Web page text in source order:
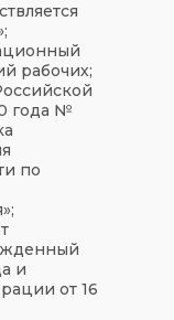
рабочих;
года №
по
и
от 16